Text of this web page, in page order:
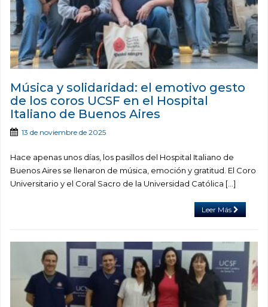
Música y solidaridad: el emotivo gesto
de los coros UCSF en el Hospital
Italiano de Buenos Aires
13 de noviembre de 2025
Hace apenas unos días, los pasillos del Hospital Italiano de
Buenos Aires se llenaron de música, emoción y gratitud. El Coro
Universitario y el Coral Sacro de la Universidad Católica […]
Leer Más